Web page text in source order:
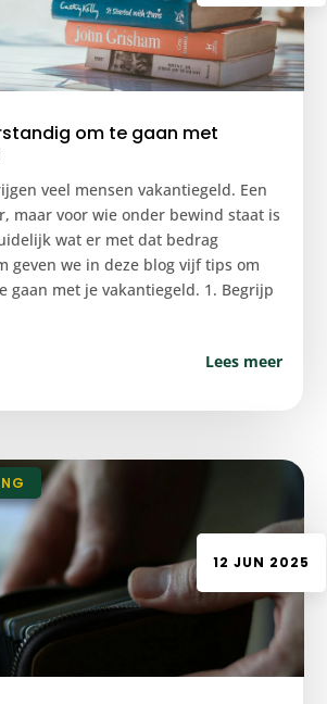
om te gaan met
veel mensen vakantiegeld. Een
maar voor wie onder bewind staat is
wat er met dat bedrag
geven we in deze blog vijf tips om
gaan met je vakantiegeld. 1. Begrijp
Lees meer
12 JUN 2025